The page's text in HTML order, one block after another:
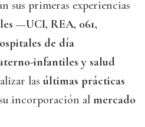
sus primeras experiencias
—UCI, REA, 061,
de día
infantiles y salud
las últimas prácticas
incorporación al mercado